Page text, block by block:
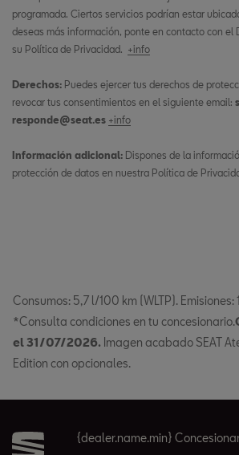
programada. Ciertos servicios podrían estar
deseas más información, ponte en contacto con el
su Política de Privacidad. +info
Derechos: Puedes ejercer tus derechos de
revocar tus consentimientos en el siguiente email:
responde@seat.es +info
Información adicional: Dispones de la
protección de datos en nuestra Política de
Consumos: 5,7 l/100 km (WLTP). Emisiones:
*Consulta condiciones en tu concesionario.
el 31/07/2026. Imagen acabado SEAT
Edition con opcionales.
{dealer.name.min}